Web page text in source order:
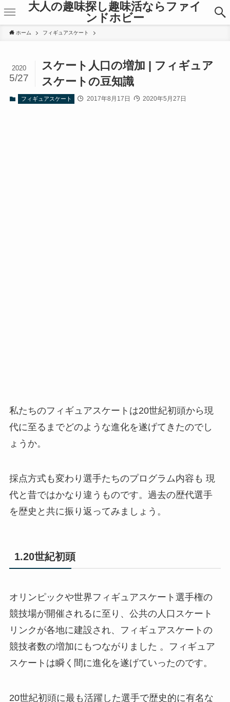
大人の趣味探し趣味活ならファイ
ンドホビー
ホーム フィギュアスケート
スケート人口の増加 | フィギュア
スケートの豆知識
2020
5/27
フィギュアスケート 2017年8月17日 2020年5月27日
私たちのフィギュアスケートは20世紀初頭から現
代に至るまでどのような進化を遂げてきたのでし
ょうか。
採点方式も変わり選手たちのプログラム内容も 現
代と昔ではかなり違うものです。過去の歴代選手
を歴史と共に振り返ってみましょう。
1.20世紀初頭
オリンピックや世界フィギュアスケート選手権の
競技場が開催されるに至り、公共の人口スケート
リンクが各地に建設され、フィギュアスケートの
競技者数の増加にもつながりました 。フィギュア
スケートは瞬く間に進化を遂げていったのです。
20世紀初頭に最も活躍した選手で歴史的に有名な